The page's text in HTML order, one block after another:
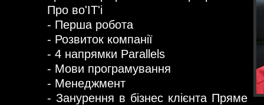
Про во'IT'і
- Перша робота
- Розвиток компанії
- 4 напрямки Parallels
- Мови програмування
- Менеджмент
- Занурення в бізнес клієнта Пряме